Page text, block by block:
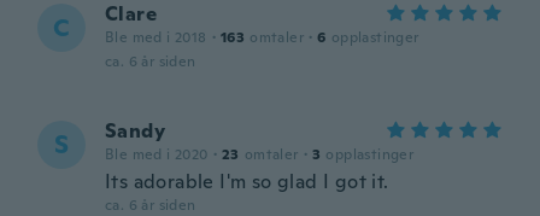
C Clare
Ble med i 2018 · 163 omtaler · 6 opplastinger
ca. 6 år siden
S Sandy
Ble med i 2020 · 23 omtaler · 3 opplastinger
Its adorable I'm so glad I got it.
ca. 6 år siden